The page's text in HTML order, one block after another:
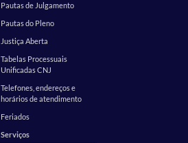
Pautas de Julgamento
Pautas do Pleno
Justiça Aberta
Tabelas Processuais
Unificadas CNJ
Telefones, endereços e
horários de atendimento
Feriados
Serviços